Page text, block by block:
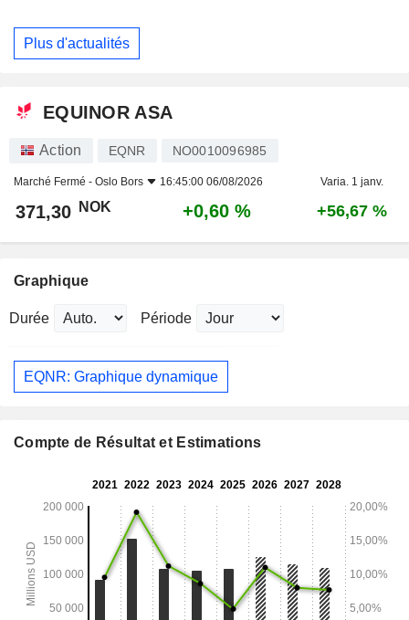
Plus d'actualités
EQUINOR ASA
Action EQNR NO0010096985
Marché Fermé - Oslo Bors 16:45:00 06/08/2026 Varia. 1 janv.
371,30 NOK +0,60 % +56,67 %
Graphique
Durée Période
EQNR: Graphique dynamique
Compte de Résultat et Estimations